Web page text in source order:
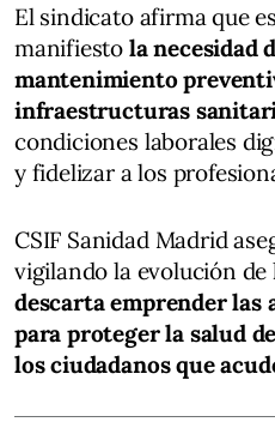
El sindicato afirma que
manifiesto la necesidad
mantenimiento
infraestructuras
condiciones laborales
y fidelizar a los
CSIF Sanidad Madrid
vigilando la evolución
descarta emprender las
para proteger la salud
los ciudadanos que